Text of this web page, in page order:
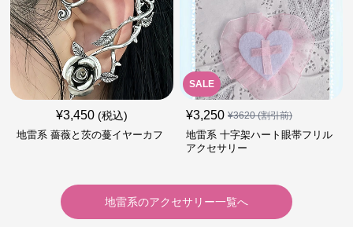
¥3,450 (税込)
地雷系 薔薇と茨の蔓イヤーカフ
SALE
¥3,250 ¥3620(割引前)
地雷系 十字架ハート眼帯フリル
アクセサリー
地雷系のアクセサリー一覧へ